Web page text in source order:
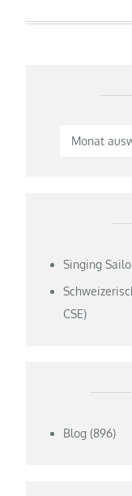
Singing
CSE)
Blog (896)